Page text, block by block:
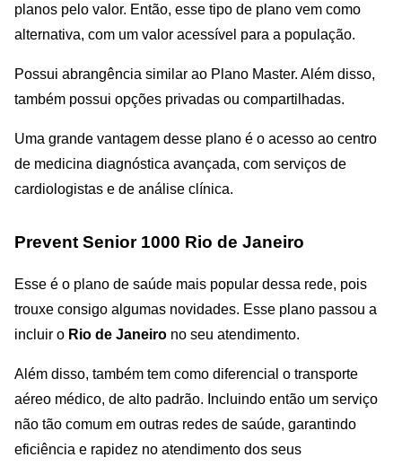
planos pelo valor. Então, esse tipo de plano vem como
alternativa, com um valor acessível para a população.
Possui abrangência similar ao Plano Master. Além disso,
também possui opções privadas ou compartilhadas.
Uma grande vantagem desse plano é o acesso ao centro
de medicina diagnóstica avançada, com serviços de
cardiologistas e de análise clínica.
Prevent Senior 1000 Rio de Janeiro
Esse é o plano de saúde mais popular dessa rede, pois
trouxe consigo algumas novidades. Esse plano passou a
incluir o Rio de Janeiro no seu atendimento.
Além disso, também tem como diferencial o transporte
aéreo médico, de alto padrão. Incluindo então um serviço
não tão comum em outras redes de saúde, garantindo
eficiência e rapidez no atendimento dos seus